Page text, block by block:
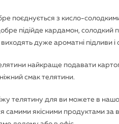
поєднується з кисло-
підійде кардамон, солодкий
дуже ароматні підливи і
найкраще подавати
смак телятини.
телятину для ви можете в
самими якісними продуктами за